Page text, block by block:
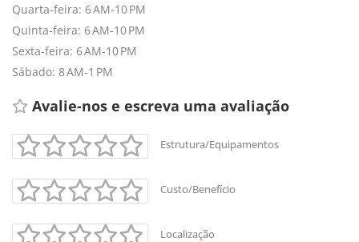
Leaflet
Quarta-feira: 6 AM-10 PM
Quinta-feira: 6 AM-10 PM
Sexta-feira: 6 AM-10 PM
Sábado: 8 AM-1 PM
Avalie-nos e escreva uma avaliação
Estrutura/Equipamentos
Custo/Benefício
Localização